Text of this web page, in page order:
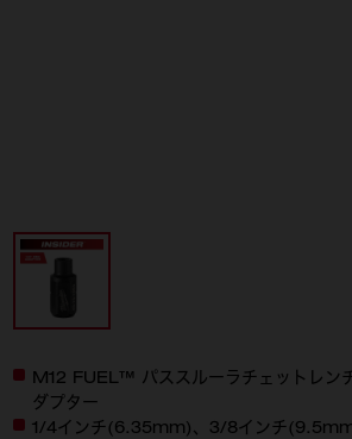
M12 FUEL™ パススルーラチェットレン
ダプター
1/4インチ(6.35mm)、3/8インチ